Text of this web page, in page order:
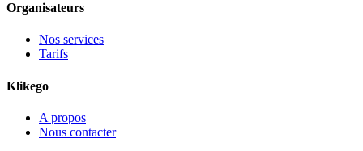
Organisateurs
Nos services
Tarifs
Klikego
A propos
Nous contacter